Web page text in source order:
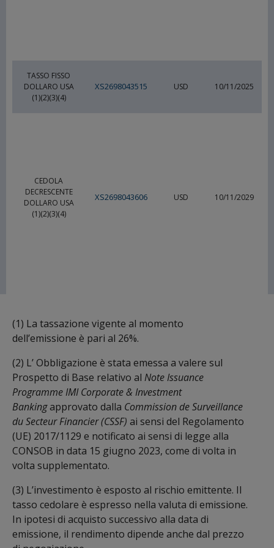
TASSO FISSO
DOLLARO USA
(1)(2)(3)(4)
XS2698043515 USD 10/11/2025
CEDOLA
DECRESCENTE
DOLLARO USA
(1)(2)(3)(4)
XS2698043606 USD 10/11/2029
(1) La tassazione vigente al momento
dell’emissione è pari al 26%.
(2) L’ Obbligazione è stata emessa a valere sul
Prospetto di Base relativo al Note Issuance
ProgrammeIMI Corporate & Investment
Bankingapprovato dalla Commission de Surveillance
du Secteur Financier (CSSF) ai sensi del Regolamento
(UE) 2017/1129 e notificato ai sensi di legge alla
CONSOB in data 15 giugno 2023, come di volta in
volta supplementato.
(3) L’investimento è esposto al rischio emittente. Il
tasso cedolare è espresso nella valuta di emissione.
In ipotesi di acquisto successivo alla data di
emissione, il rendimento dipende anche dal prezzo